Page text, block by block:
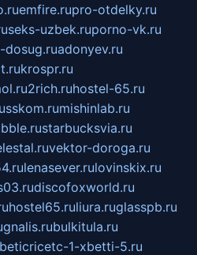
emfire.rupro-otdelky.ru
seks-uzbek.ruporno-vk.ru
dosug.ruadonyev.ru
krospr.ru
2rich.ruhostel-65.ru
mishinlab.ru
starbucksvia.ru
vektor-doroga.ru
lenasever.rulovinskix.ru
discofoxworld.ru
hostel65.ruliura.ruglasspb.ru
gnalis.rubulkitula.ru
1-xbetti-5.ru